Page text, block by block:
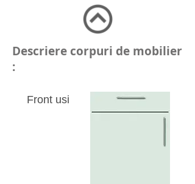
Descriere corpuri de mobilier
:
Front usi